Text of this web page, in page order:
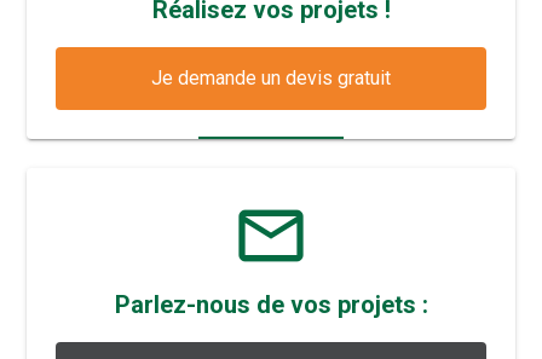
Réalisez vos projets !
Je demande un devis gratuit
mail_outline
Parlez-nous de vos projets :